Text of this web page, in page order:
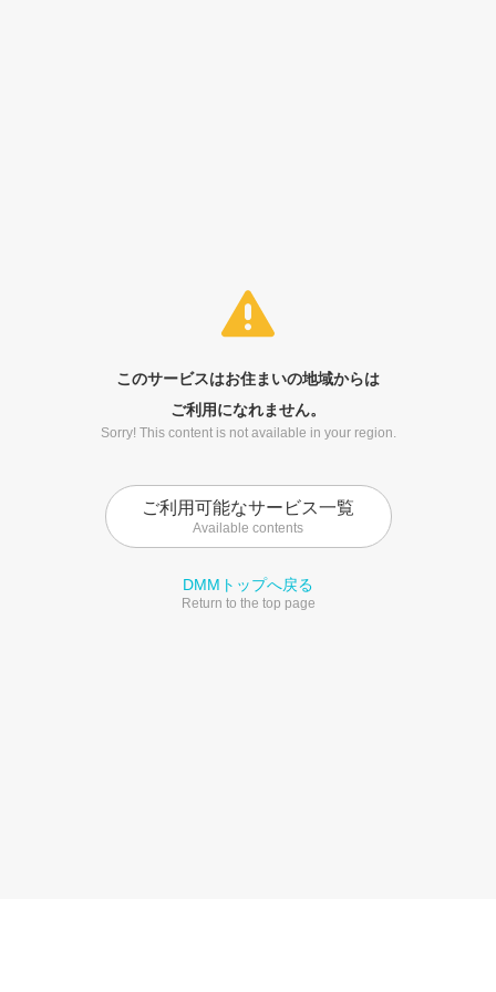
このサービスはお住まいの地域からは
ご利用になれません。
Sorry! This content is not available in your region.
ご利用可能なサービス一覧
Available contents
DMMトップへ戻る
Return to the top page